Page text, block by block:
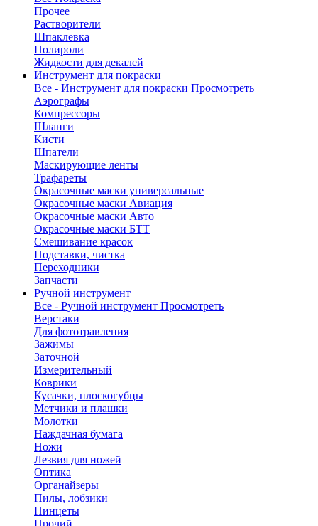
Прочее
Растворители
Шпаклевка
Полироли
Жидкости для декалей
Инструмент для покраски
Все - Инструмент для покраски Просмотреть
Аэрографы
Компрессоры
Шланги
Кисти
Шпатели
Маскирующие ленты
Трафареты
Окрасочные маски универсальные
Окрасочные маски Авиация
Окрасочные маски Авто
Окрасочные маски БТТ
Смешивание красок
Подставки, чистка
Переходники
Запчасти
Ручной инструмент
Все - Ручной инструмент Просмотреть
Верстаки
Для фототравления
Зажимы
Заточной
Измерительный
Коврики
Кусачки, плоскогубцы
Метчики и плашки
Молотки
Наждачная бумага
Ножи
Лезвия для ножей
Оптика
Органайзеры
Пилы, лобзики
Пинцеты
Прочий